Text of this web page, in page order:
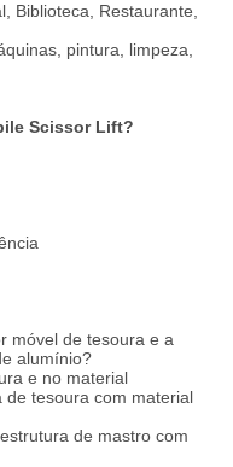
Biblioteca, Restaurante,
pintura, limpeza,
Scissor Lift?
móvel de tesoura e a
alumínio?
e no material
tesoura com material
de mastro com